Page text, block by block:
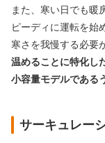
また、寒い日でも暖
ピーディに運転を始
寒さを我慢する必要
温めることに特化し
小容量モデルである
サーキュレー